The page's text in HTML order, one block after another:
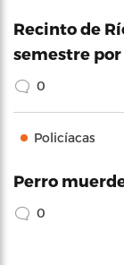
Recinto de
semestre
0
Policíacas
Perro
0